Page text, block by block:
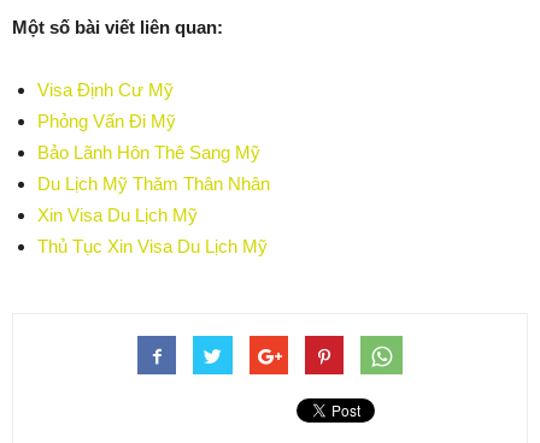
Một số bài viết liên quan:
Visa Định Cư Mỹ
Phỏng Vấn Đi Mỹ
Bảo Lãnh Hôn Thê Sang Mỹ
Du Lịch Mỹ Thăm Thân Nhân
Xin Visa Du Lịch Mỹ
Thủ Tục Xin Visa Du Lịch Mỹ